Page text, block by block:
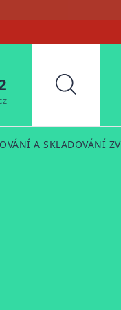
Hledat
A SKLADOVÁNÍ